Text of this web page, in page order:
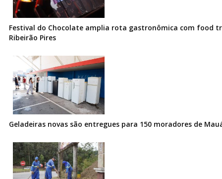
Festival do Chocolate amplia rota gastronômica com food
Ribeirão Pires
Geladeiras novas são entregues para 150 moradores de